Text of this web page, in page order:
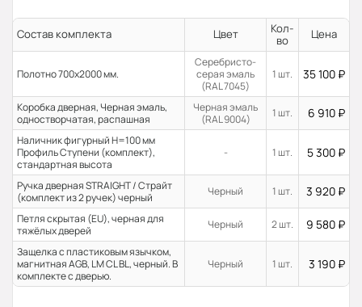
Состав комплекта Цвет
Кол-
во
Цена
Полотно 700x2000 мм.
Серебристо-
серая эмаль
(RAL 7045)
1 шт. 35 100 ₽
Коробка дверная, Черная эмаль,
одностворчатая, распашная
Черная эмаль
(RAL 9004)
1 шт. 6 910 ₽
Наличник фигурный H=100 мм
Профиль Ступени (комплект),
стандартная высота
- 1 шт. 5 300 ₽
Ручка дверная STRAIGHT / Страйт
(комплект из 2 ручек) черный
Черный 1 шт. 3 920 ₽
Петля скрытая (EU), черная для
тяжёлых дверей
Черный 2 шт. 9 580 ₽
Защелка с пластиковым язычком,
магнитная AGB, LM CL BL, черный. В
комплекте с дверью.
Черный 1 шт. 3 190 ₽